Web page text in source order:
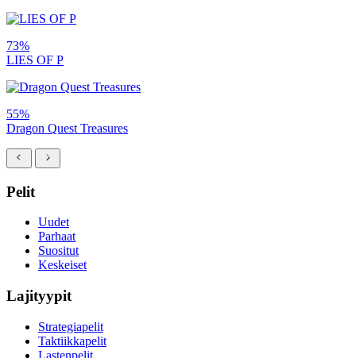
73%
LIES OF P
55%
Dragon Quest Treasures
Pelit
Uudet
Parhaat
Suositut
Keskeiset
Lajityypit
Strategiapelit
Taktiikkapelit
Lastenpelit